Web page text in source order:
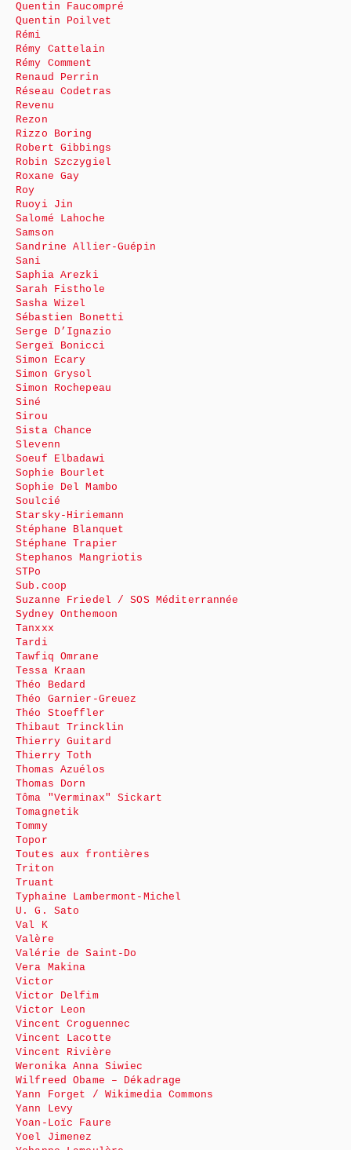
Quentin Faucompré
Quentin Poilvet
Rémi
Rémy Cattelain
Rémy Comment
Renaud Perrin
Réseau Codetras
Revenu
Rezon
Rizzo Boring
Robert Gibbings
Robin Szczygiel
Roxane Gay
Roy
Ruoyi Jin
Salomé Lahoche
Samson
Sandrine Allier-Guépin
Sani
Saphia Arezki
Sarah Fisthole
Sasha Wizel
Sébastien Bonetti
Serge D’Ignazio
Sergeï Bonicci
Simon Ecary
Simon Grysol
Simon Rochepeau
Siné
Sirou
Sista Chance
Slevenn
Soeuf Elbadawi
Sophie Bourlet
Sophie Del Mambo
Soulcié
Starsky-Hiriemann
Stéphane Blanquet
Stéphane Trapier
Stephanos Mangriotis
STPo
Sub.coop
Suzanne Friedel / SOS Méditerrannée
Sydney Onthemoon
Tanxxx
Tardi
Tawfiq Omrane
Tessa Kraan
Théo Bedard
Théo Garnier-Greuez
Théo Stoeffler
Thibaut Trincklin
Thierry Guitard
Thierry Toth
Thomas Azuélos
Thomas Dorn
Tôma "Verminax" Sickart
Tomagnetik
Tommy
Topor
Toutes aux frontières
Triton
Truant
Typhaine Lambermont-Michel
U. G. Sato
Val K
Valère
Valérie de Saint-Do
Vera Makina
Victor
Victor Delfim
Victor Leon
Vincent Croguennec
Vincent Lacotte
Vincent Rivière
Weronika Anna Siwiec
Wilfreed Obame – Dékadrage
Yann Forget / Wikimedia Commons
Yann Levy
Yoan-Loïc Faure
Yoel Jimenez